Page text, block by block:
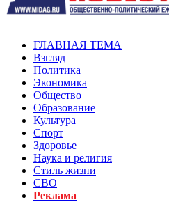
ГЛАВНАЯ ТЕМА
Взгляд
Политика
Экономика
Общество
Образование
Культура
Спорт
Здоровье
Наука и религия
Стиль жизни
СВО
Реклама